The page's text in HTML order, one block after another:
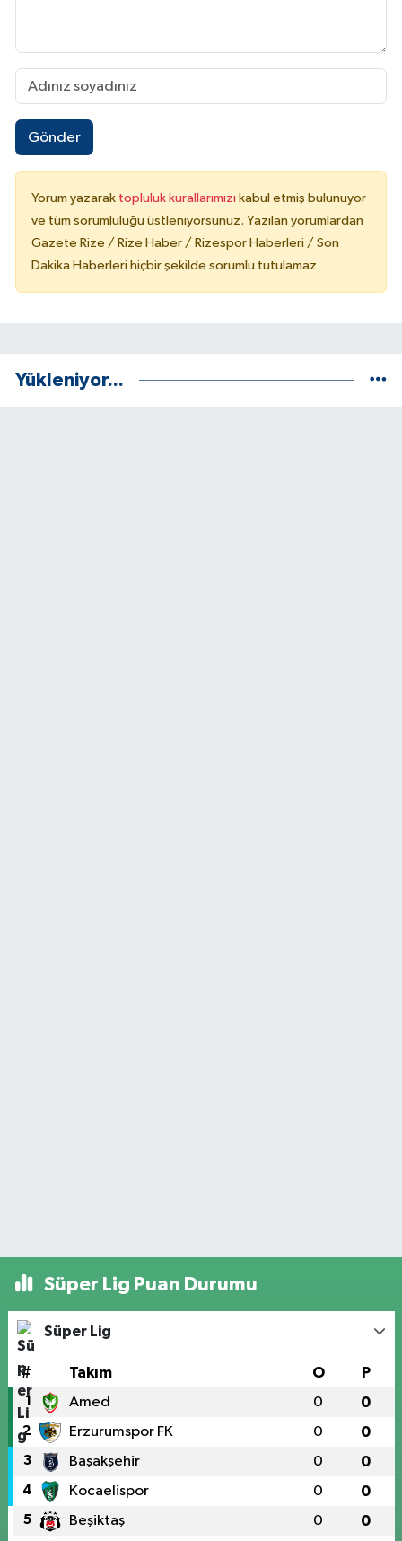
Gönder
Yorum yazarak topluluk kurallarımızı kabul etmiş bulunuyor
ve tüm sorumluluğu üstleniyorsunuz. Yazılan yorumlardan
Gazete Rize / Rize Haber / Rizespor Haberleri / Son
Dakika Haberleri hiçbir şekilde sorumlu tutulamaz.
Yükleniyor...
Süper Lig Puan Durumu
Süper Lig
# Takım O P
1 Amed 0 0
2 Erzurumspor FK 0 0
3 Başakşehir 0 0
4 Kocaelispor 0 0
5 Beşiktaş 0 0